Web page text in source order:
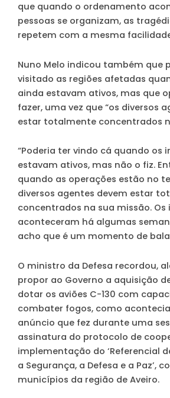
que quando o ordenamento
pessoas se organizam, as
repetem com a mesma
Nuno Melo indicou também que
visitado as regiões afetadas
ainda estavam ativos, mas que
fazer, uma vez que “os diversos
estar totalmente concentrados
“Poderia ter vindo cá quando os
estavam ativos, mas não o fiz.
quando as operações estão no
diversos agentes devem estar
concentrados na sua missão. Os
aconteceram há algumas
acho que é um momento de
O ministro da Defesa recordou,
propor ao Governo a aquisição
dotar os aviões C-130 com
combater fogos, como
anúncio que fez durante uma
assinatura do protocolo de
implementação do ‘Referencial
a Segurança, a Defesa e a Paz’,
municípios da região de Aveiro.